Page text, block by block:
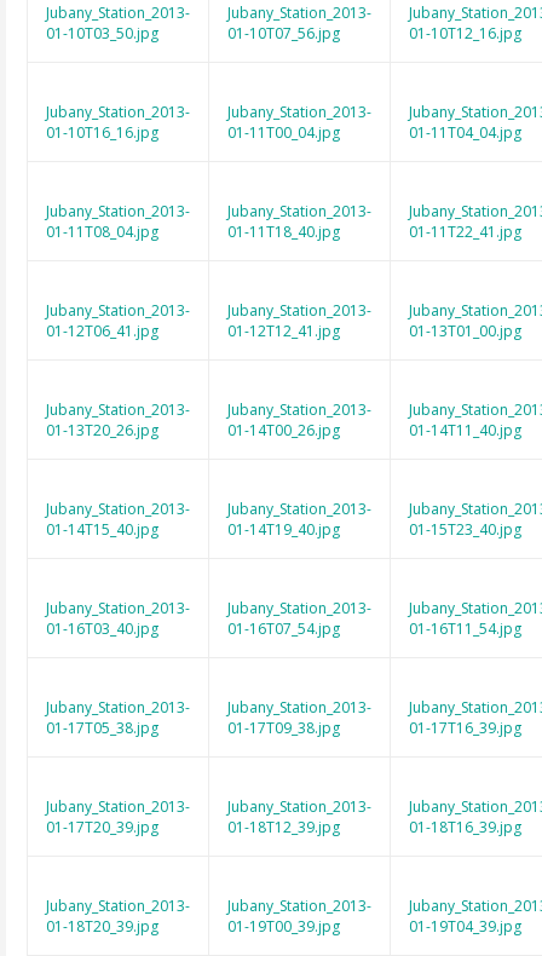
Jubany_Station_2013-
01-10T03_50.jpg
Jubany_Station_2013-
01-10T07_56.jpg
01-10T12_16.jpg
Jubany_Station_2013-
01-10T16_16.jpg
Jubany_Station_2013-
01-11T00_04.jpg
01-11T04_04.jpg
Jubany_Station_2013-
01-11T08_04.jpg
Jubany_Station_2013-
01-11T18_40.jpg
01-11T22_41.jpg
Jubany_Station_2013-
01-12T06_41.jpg
Jubany_Station_2013-
01-12T12_41.jpg
01-13T01_00.jpg
Jubany_Station_2013-
01-13T20_26.jpg
Jubany_Station_2013-
01-14T00_26.jpg
01-14T11_40.jpg
Jubany_Station_2013-
01-14T15_40.jpg
Jubany_Station_2013-
01-14T19_40.jpg
01-15T23_40.jpg
Jubany_Station_2013-
01-16T03_40.jpg
Jubany_Station_2013-
01-16T07_54.jpg
01-16T11_54.jpg
Jubany_Station_2013-
01-17T05_38.jpg
Jubany_Station_2013-
01-17T09_38.jpg
01-17T16_39.jpg
Jubany_Station_2013-
01-17T20_39.jpg
Jubany_Station_2013-
01-18T12_39.jpg
01-18T16_39.jpg
Jubany_Station_2013-
01-18T20_39.jpg
Jubany_Station_2013-
01-19T00_39.jpg
01-19T04_39.jpg